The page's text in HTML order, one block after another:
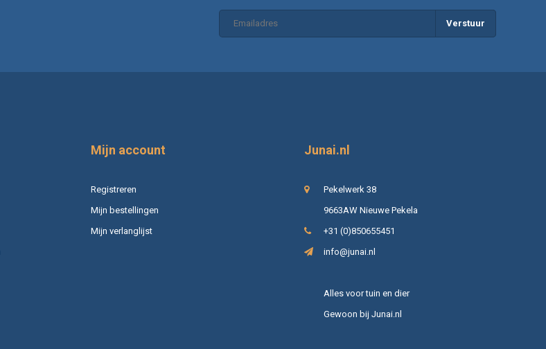
Verstuur
Mijn account
Registreren
Mijn bestellingen
Mijn verlanglijst
Junai.nl
Pekelwerk 38
9663AW Nieuwe Pekela
+31 (0)850655451
info@junai.nl
Alles voor tuin en dier
Gewoon bij Junai.nl